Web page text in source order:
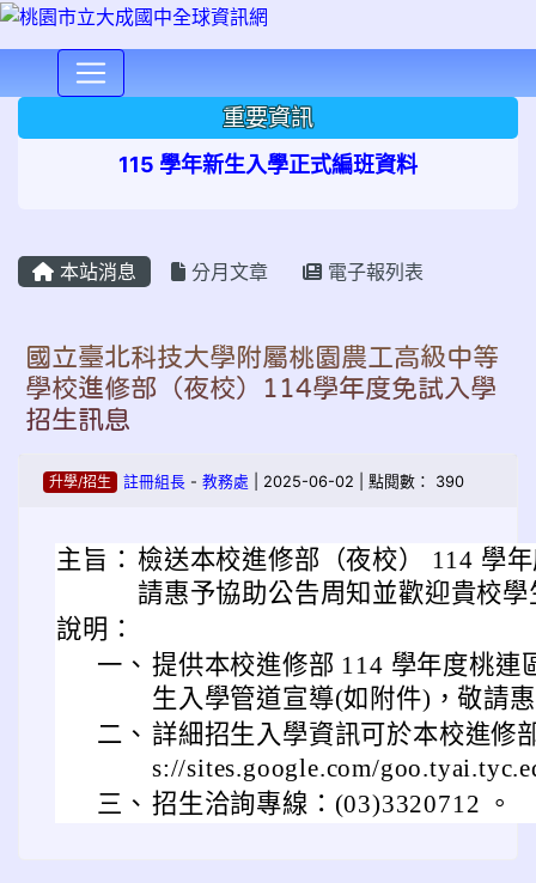
重要資訊
115 學年新生入學正式編班資料
本站消息 分月文章 電子報列表
國立臺北科技大學附屬桃園農工高級中等
學校進修部（夜校）114學年度免試入學
招生訊息
升學/招生 註冊組長- 教務處 | 2025-06-02 | 點閱數： 390
主旨： 檢送本校進修部（夜校） 114 學
請惠予協助公告周知並歡迎貴校
說明：
一、 提供本校進修部 114 學年度桃連
生入學管道宣導(如附件)，敬請
二、 詳細招生入學資訊可於本校進修
s://sites.google.com/
三、 招生洽詢專線：(03)3320712 。